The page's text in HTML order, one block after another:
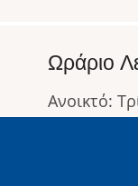
Ωράριο
Ανοικτό: